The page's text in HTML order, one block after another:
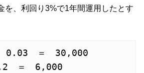
を、利回り3%で1年間運用したとす
0.03　＝　30,000
　＝　6,000